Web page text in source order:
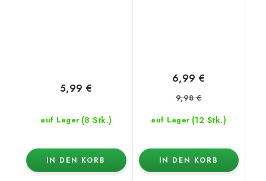
auf Lager (8 Stk.)
5,99 €
IN DEN KORB
auf Lager (12 Stk.)
6,99 €
9,98 €
IN DEN KORB